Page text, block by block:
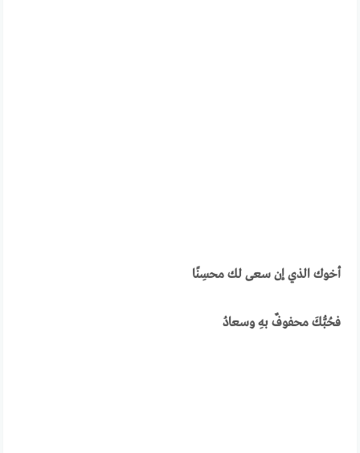
أخوك الذي إن سعى لك محسِنًا
فحُبُّكَ محفوفٌ بهِ وسعادُ